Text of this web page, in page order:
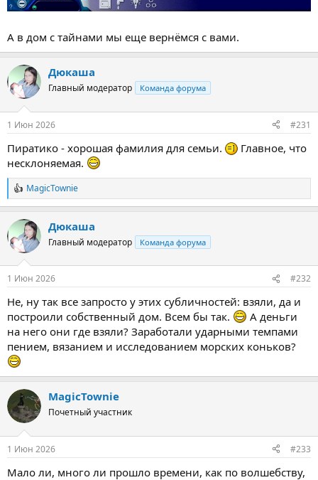
А в дом с тайнами мы еще вернёмся с вами.
Дюкаша
Главный модератор Команда форума
1 Июн 2026 #231
Пиратико - хорошая фамилия для семьи.
Главное, что
несклоняемая.
Р
е
к
ц
и
MagicTownie
Дюкаша
Главный модератор Команда форума
1 Июн 2026 #232
Не, ну так все запросто у этих субличностей: взяли, да и
построили собственный дом. Всем бы так.
А деньги
на него они где взяли? Заработали ударными темпами
пением, вязанием и исследованием морских коньков?
MagicTownie
Почетный участник
1 Июн 2026 #233
Мало ли, много ли прошло времени, как по волшебству,